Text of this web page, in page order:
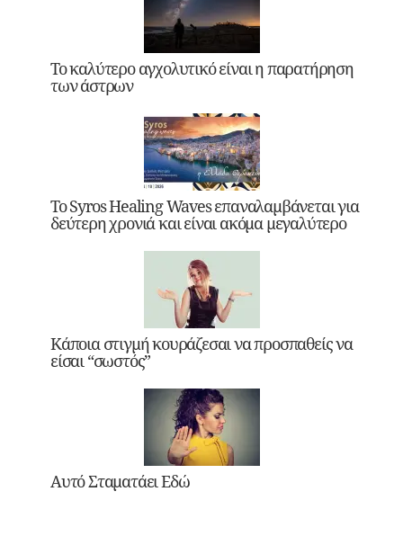
Το καλύτερο αγχολυτικό είναι η παρατήρηση
των άστρων
Το Syros Healing Waves επαναλαμβάνεται για
δεύτερη χρονιά και είναι ακόμα μεγαλύτερο
Κάποια στιγμή κουράζεσαι να προσπαθείς να
είσαι “σωστός”
Αυτό Σταματάει Εδώ